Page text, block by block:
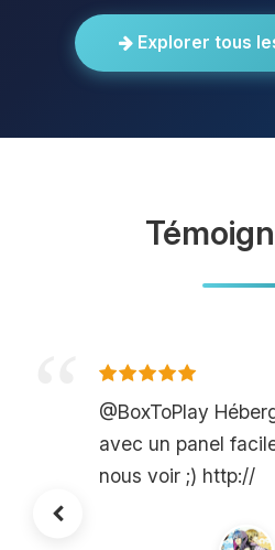
Explorer tous
@BoxToPlay
avec un panel
nous voir ;) http://